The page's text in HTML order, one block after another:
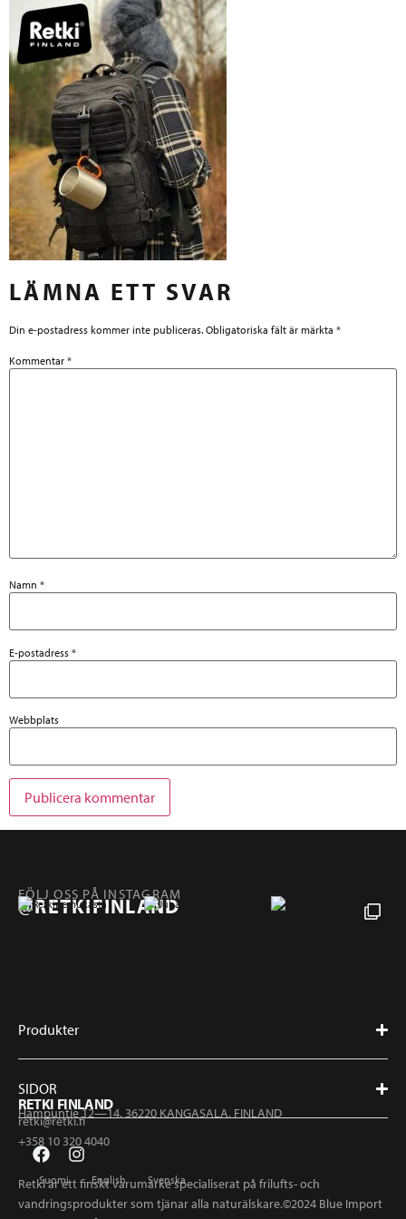
LÄMNA ETT SVAR
Din e-postadress kommer inte publiceras. Obligatoriska fält är märkta *
Kommentar *
Namn *
E-postadress *
Webbplats
FÖLJ OSS PÅ INSTAGRAM
@RETKIFINLAND
Produkter
SIDOR
RETKI FINLAND
Hampuntie 12—14, 36220 KANGASALA, FINLAND
retki@retki.fi
+358 10 320 4040
Suomi English Svenska
Retki är ett finskt varumärke specialiserat på frilufts- och
vandringsprodukter som tjänar alla naturälskare.©2024 Blue Import